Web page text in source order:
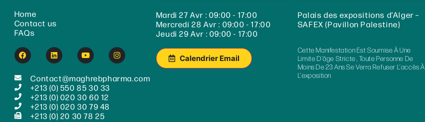
Home
Contact us
FAQs
Contact@maghrebpharma.com
+213 (0) 550 85 30 33
+213 (0) 020 30 60 12
+213 (0) 020 30 79 48
+213 (0) 20 30 78 25
Mardi 27 Avr : 09:00 - 17:00
Mercredi 28 Avr : 09:00 - 17:00
Jeudi 29 Avr : 09:00 - 17:00
Calendrier Email
Palais des expositions d’Alger –
SAFEX (Pavillon Palestine)
Cette Manifestation Est Soumise À Une
Limite D’âge Stricte , Toute Personne De
Moins De 23 Ans Se Verra Refuser L’accès À
L’exposition